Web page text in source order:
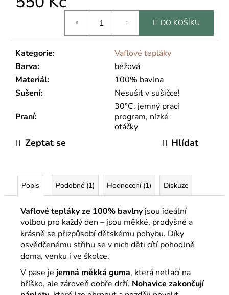
DO KOŠÍKU
Kategorie:
Vaflové tepláky
Barva:
béžová
Materiál:
100% bavlna
Sušení: Nesušit v sušičce!
Praní:
30°C, jemný prací
program, nízké
otáčky
Zeptat se Hlídat
Popis Podobné (1) Hodnocení (1) Diskuze
Vaflové tepláky ze 100% bavlny jsou ideální
volbou pro každý den – jsou měkké, prodyšné a
krásně se přizpůsobí dětskému pohybu. Díky
osvědčenému střihu se v nich děti cítí pohodlně
doma, venku i ve školce.
V pase je jemná měkká guma, která netlačí na
bříško, ale zároveň dobře drží. Nohavice zakončují